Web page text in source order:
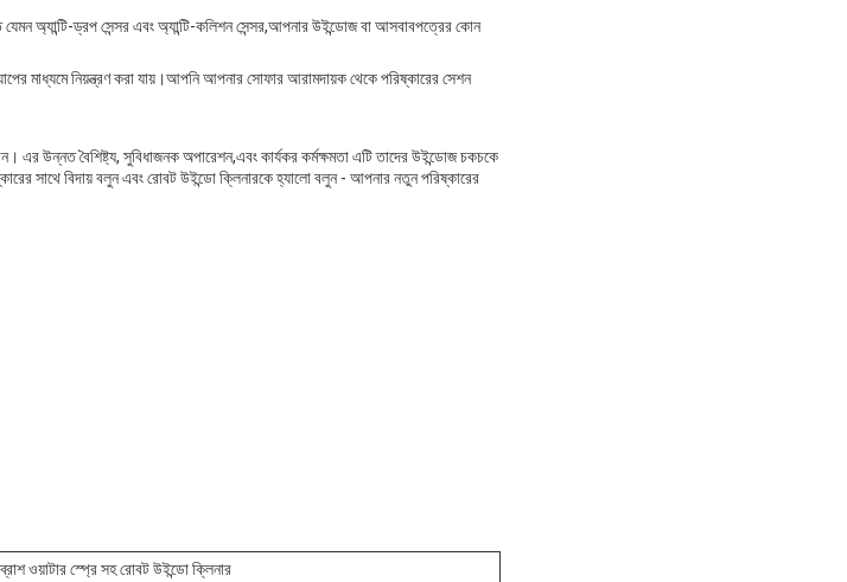
যেমন অ্যান্টি-ড্রপ সেন্সর এবং অ্যান্টি-কলিশন সেন্সর,আপনার উইন্ডোজ বা আসবাবপত্রের কোন
মাধ্যমে নিয়ন্ত্রণ করা যায়।আপনি আপনার সোফার আরামদায়ক থেকে পরিষ্কারের সেশন
এর উন্নত বৈশিষ্ট্য, সুবিধাজনক অপারেশন,এবং কার্যকর কর্মক্ষমতা এটি তাদের উইন্ডোজ চকচকে
সাথে বিদায় বলুন এবং রোবট উইন্ডো ক্লিনারকে হ্যালো বলুন - আপনার নতুন পরিষ্কারের
ওয়াটার স্প্রে সহ রোবট উইন্ডো ক্লিনার